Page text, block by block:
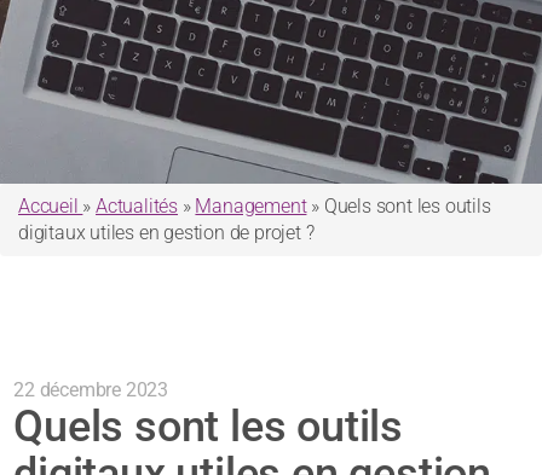
Accueil »Actualités » Management» Quels sont les outils
digitaux utiles en gestion de projet ?
22 décembre 2023
Quels sont les outils